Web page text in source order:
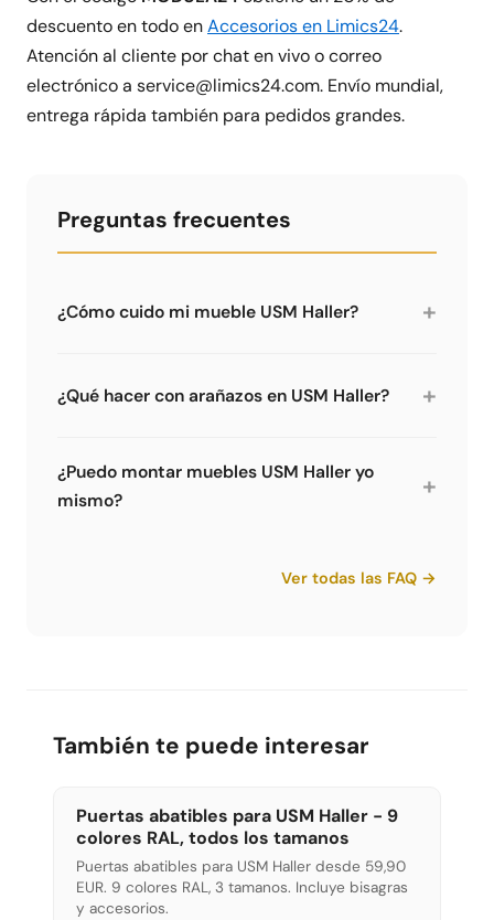
descuento en todo enAccesorios en Limics24.
Atención al cliente por chat en vivo o correo
electrónico a service@limics24.com. Envío mundial,
entrega rápida también para pedidos grandes.
Preguntas frecuentes
¿Cómo cuido mi mueble USM Haller? +
robustas y fáciles de limpiar. Un paño húmedo
con limpiador suave es suficiente para la
suciedad fuerte, limpiacristales o mezcla de
agua y alcohol en proporción 10:1.
¿Qué hacer con arañazos en USM Haller? +
rotuladores en el color RAL correspondiente.
Para daños mayores, el panel o puerta abatible
¿Puedo montar muebles USM Haller yo
mismo?
+
perfectamente factible. El sistema de enchufe
es lógico. Sin embargo, necesitas herramientas
Ver todas las FAQ →
También te puede interesar
Puertas abatibles para USM Haller - 9
colores RAL, todos los tamanos
Puertas abatibles para USM Haller desde 59,90
EUR. 9 colores RAL, 3 tamanos. Incluye bisagras
y accesorios.